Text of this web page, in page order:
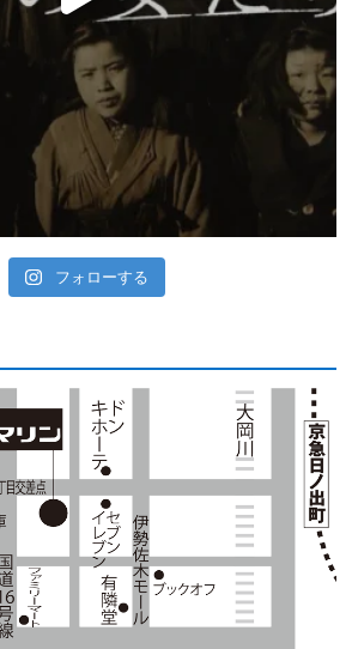
フォローする